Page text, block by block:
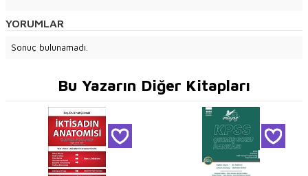
YORUMLAR
Sonuç bulunamadı.
Bu Yazarın Diğer Kitapları